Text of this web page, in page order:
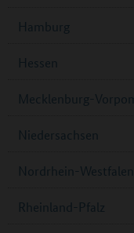
Hamburg
Hessen
Mecklenburg-
Niedersachsen
Nordrhein-Westfalen
Rheinland-Pfalz